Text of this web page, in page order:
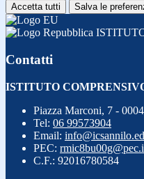
Accetta tutti Salva le
Contatti
ISTITUTO
Piazza Marconi, 7 -
Tel: 06 99573904
Email:
PEC:
C.F.: 92016780584